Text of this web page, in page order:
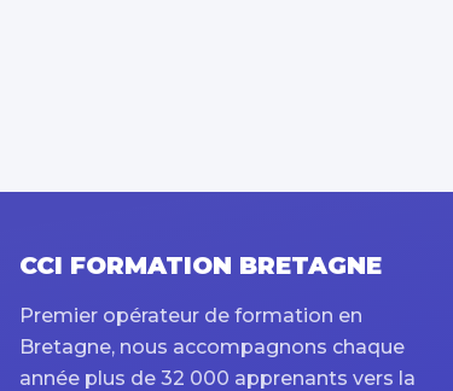
CCI FORMATION BRETAGNE
Premier opérateur de formation en
Bretagne, nous accompagnons chaque
année plus de 32 000 apprenants vers la